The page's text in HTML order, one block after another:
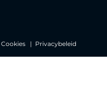
Cookies Privacybeleid